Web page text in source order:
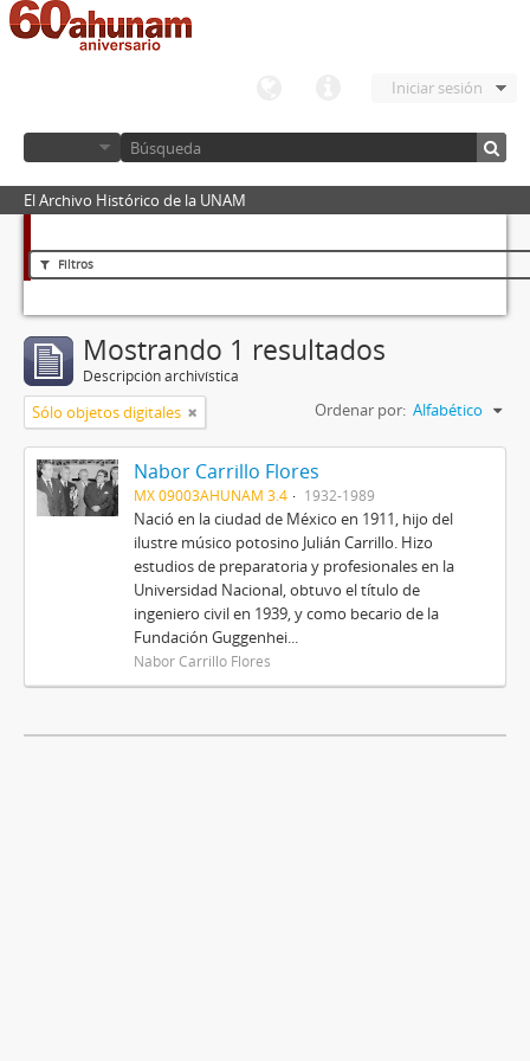
Iniciar sesión
El Archivo Histórico de la UNAM
Filtros
Mostrando 1 resultados
Descripción archivística
Sólo objetos digitales Ordenar por: Alfabético
Nabor Carrillo Flores
MX 09003AHUNAM 3.4 1932-1989
Nació en la ciudad de México en 1911, hijo del
ilustre músico potosino Julián Carrillo. Hizo
estudios de preparatoria y profesionales en la
Universidad Nacional, obtuvo el título de
ingeniero civil en 1939, y como becario de la
Fundación Guggenhei...
Nabor Carrillo Flores